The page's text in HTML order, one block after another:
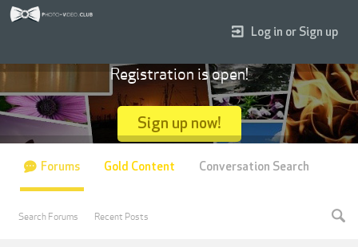
Log in or Sign up
Registration is open!
Sign up now!
Forums
Search Forums Recent Posts
Gold Content Conversation Search